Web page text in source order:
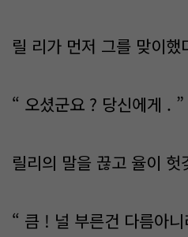
릴 리가 먼저 그를 맞이했
“ 오셨군요 ? 당신에게 . ”
릴리의 말을 끊고 율이 헛
“ 큼 ! 널 부른건 다름아